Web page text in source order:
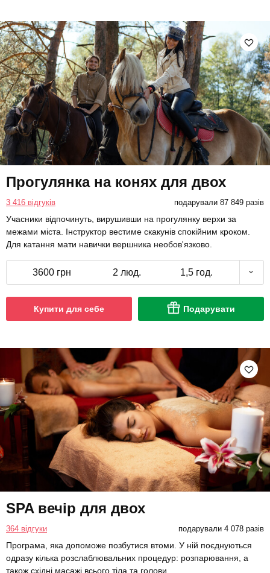
Прогулянка на конях для двох
3 416 відгуків подарували 87 849 разів
Учасники відпочинуть, вирушивши на прогулянку верхи за
межами міста. Інструктор вестиме скакунів спокійним кроком.
Для катання мати навички вершника необов'язково.
3600 грн 2 люд. 1,5 год.
Купити для себе Подарувати
SPA вечір для двох
364 відгуки подарували 4 078 разів
Програма, яка допоможе позбутися втоми. У ній поєднуються
одразу кілька розслаблювальних процедур: розпарювання, а
також східні масажі всього тіла та голови.